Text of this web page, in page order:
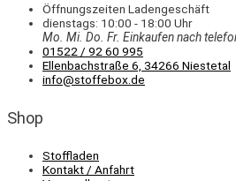
Öffnungszeiten Ladengeschäft
dienstags: 10:00 - 18:00 Uhr
Mo. Mi. Do. Fr. Einkaufennach
01522 / 92 60 995
Ellenbachstraße 6, 34266 Niestetal
info@stoffebox.de
Shop
Stoffladen
Kontakt / Anfahrt